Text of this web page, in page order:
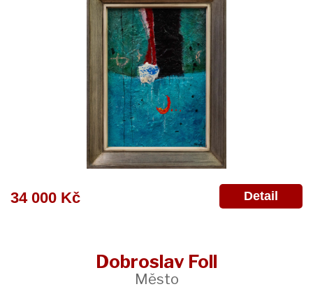
34 000 Kč Detail
Dobroslav Foll
Město